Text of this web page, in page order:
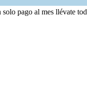
pago al mes llévate